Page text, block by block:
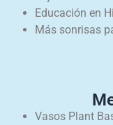
Educación en
Más sonrisas
Vasos Plant